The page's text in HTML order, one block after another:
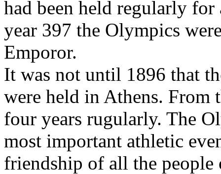
had been held regularly
year 397 the Olympics
Emporor.
It was not until 1896 that
were held in Athens. From
four years rugularly. The
most important athletic
friendship of all the